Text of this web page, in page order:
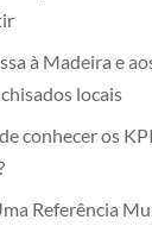
à Madeira e
locais
conhecer os
Referência